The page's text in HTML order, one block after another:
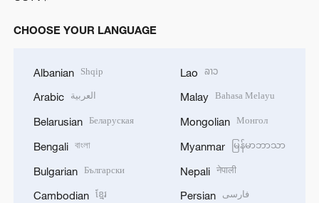
CHOOSE YOUR LANGUAGE
Albanian Shqip
Arabic العربية
Belarusian Беларуская
Bengali বাংলা
Bulgarian Български
Cambodian ខ្មែរ
Lao ລາວ
Malay Bahasa Melayu
Mongolian Монгол
Myanmar မြန်မာဘာသာ
Nepali नेपाली
Persian فارسی